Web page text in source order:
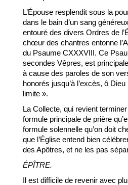
L’Épouse resplendit sous la
dans le bain d’un sang
entouré des divers Ordres de
chœur des chantres entonne
du Psaume CXXXVIII. Ce
secondes Vêpres, est
à cause des paroles de son
honorés jusqu’à l’excès, ô
limite ».
La Collecte, qui revient
formule principale de prière
formule solennelle qu’on doit
que l’Église entend bien
des Apôtres, et ne les pas
ÉPÎTRE.
Il est difficile de revenir avec